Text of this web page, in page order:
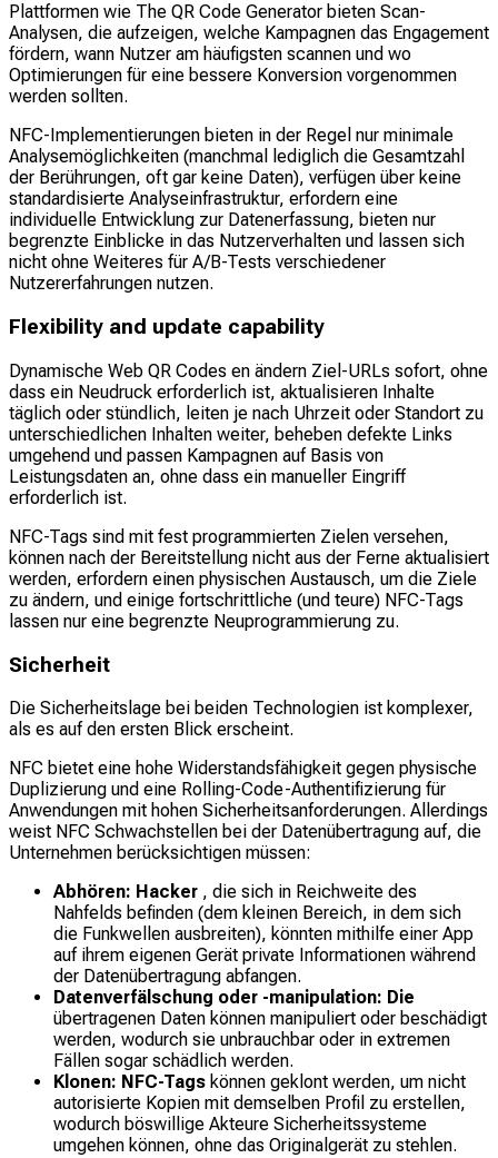
Plattformen wie The QR Code Generator bieten Scan-
Analysen, die aufzeigen, welche Kampagnen das Engagement
fördern, wann Nutzer am häufigsten scannen und wo
Optimierungen für eine bessere Konversion vorgenommen
werden sollten.
NFC-Implementierungen bieten in der Regel nur minimale
Analysemöglichkeiten (manchmal lediglich die Gesamtzahl
der Berührungen, oft gar keine Daten), verfügen über keine
standardisierte Analyseinfrastruktur, erfordern eine
individuelle Entwicklung zur Datenerfassung, bieten nur
begrenzte Einblicke in das Nutzerverhalten und lassen sich
nicht ohne Weiteres für A/B-Tests verschiedener
Nutzererfahrungen nutzen.
Flexibility and update capability
Dynamische Web QR Codes en ändern Ziel-URLs sofort, ohne
dass ein Neudruck erforderlich ist, aktualisieren Inhalte
täglich oder stündlich, leiten je nach Uhrzeit oder Standort zu
unterschiedlichen Inhalten weiter, beheben defekte Links
umgehend und passen Kampagnen auf Basis von
Leistungsdaten an, ohne dass ein manueller Eingriff
erforderlich ist.
NFC-Tags sind mit fest programmierten Zielen versehen,
können nach der Bereitstellung nicht aus der Ferne aktualisiert
werden, erfordern einen physischen Austausch, um die Ziele
zu ändern, und einige fortschrittliche (und teure) NFC-Tags
lassen nur eine begrenzte Neuprogrammierung zu.
Sicherheit
Die Sicherheitslage bei beiden Technologien ist komplexer,
als es auf den ersten Blick erscheint.
NFC bietet eine hohe Widerstandsfähigkeit gegen physische
Duplizierung und eine Rolling-Code-Authentifizierung für
Anwendungen mit hohen Sicherheitsanforderungen. Allerdings
weist NFC Schwachstellen bei der Datenübertragung auf, die
Unternehmen berücksichtigen müssen:
Abhören: Hacker , die sich in Reichweite des
Nahfelds befinden (dem kleinen Bereich, in dem sich
die Funkwellen ausbreiten), könnten mithilfe einer App
auf ihrem eigenen Gerät private Informationen während
der Datenübertragung abfangen.
Datenverfälschung oder -manipulation: Die
übertragenen Daten können manipuliert oder beschädigt
werden, wodurch sie unbrauchbar oder in extremen
Fällen sogar schädlich werden.
Klonen: NFC-Tags können geklont werden, um nicht
autorisierte Kopien mit demselben Profil zu erstellen,
wodurch böswillige Akteure Sicherheitssysteme
umgehen können, ohne das Originalgerät zu stehlen.